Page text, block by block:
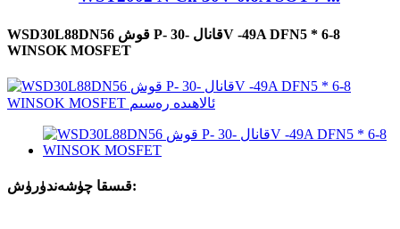
WSD30L88DN56 قوش P- قانال -30V -49A DFN5 * 6-8
WINSOK MOSFET
قىسقا چۈشەندۈرۈش: